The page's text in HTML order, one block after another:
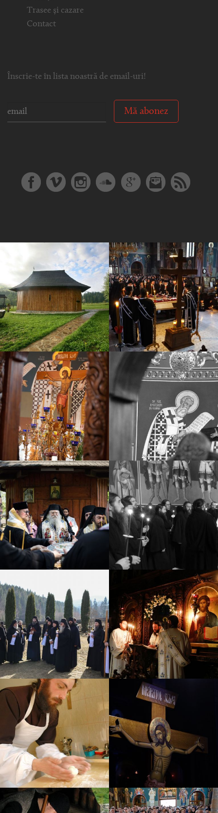
Trasee și cazare
Contact
Înscrie-te în lista noastră de email-uri!
Mă abonez